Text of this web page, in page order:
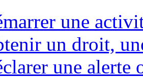
une
un droit,
une alerte